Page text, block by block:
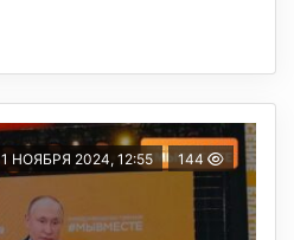
1 НОЯБРЯ 2024, 12:55 144